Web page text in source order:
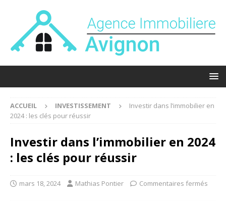
ACCUEIL INVESTISSEMENT
Investir dans l’immobilier en
2024 : les clés pour réussir
Investir dans l’immobilier en 2024
: les clés pour réussir
mars 18, 2024 Mathias Pontier Commentaires fermés